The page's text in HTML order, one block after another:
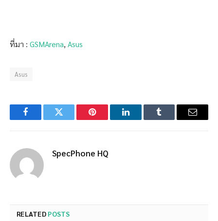
ที่มา : GSMArena,Asus
Asus
FacebookTwitter Pinterest LinkedInTumblr Email
SpecPhone HQ
RELATED POSTS